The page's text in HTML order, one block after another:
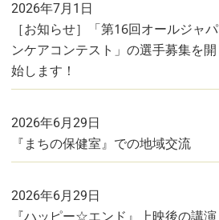
2026年7月1日
［お知らせ］「第16回オールジャパ
ンケアコンテスト」の選手募集を開
始します！
2026年6月29日
『まちの保健室』での地域交流
2026年6月29日
『ハッピー☆エンド』上映後の講演